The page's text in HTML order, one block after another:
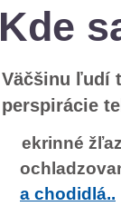
Kde
Väčšinu ľudí
perspirácie
ekrinné
a chodidlá..